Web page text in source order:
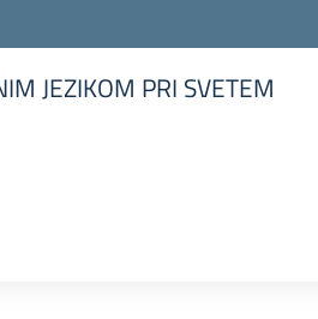
JEZIKOM PRI SVETEM